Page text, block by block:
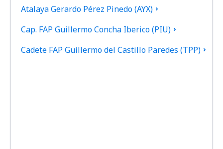
Atalaya Gerardo Pérez Pinedo (AYX)
Cap. FAP Guillermo Concha Iberico (PIU)
Cadete FAP Guillermo del Castillo Paredes (TPP)